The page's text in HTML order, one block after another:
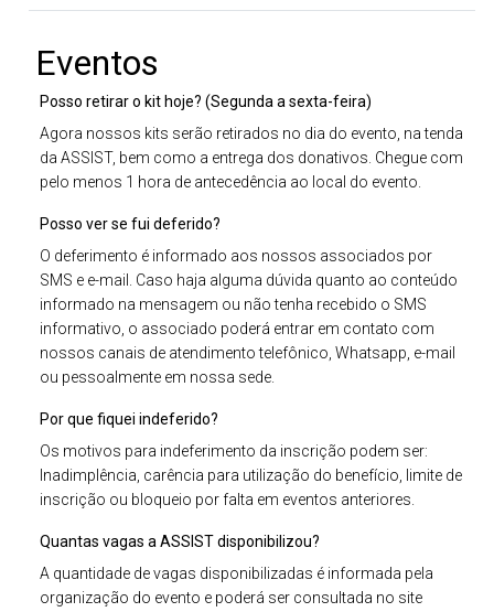
Eventos
Posso retirar o kit hoje? (Segunda a sexta-feira)
Agora nossos kits serão retirados no dia do evento, na tenda
da ASSIST, bem como a entrega dos donativos. Chegue com
pelo menos 1 hora de antecedência ao local do evento.
Posso ver se fui deferido?
O deferimento é informado aos nossos associados por
SMS e e-mail. Caso haja alguma dúvida quanto ao conteúdo
informado na mensagem ou não tenha recebido o SMS
informativo, o associado poderá entrar em contato com
nossos canais de atendimento telefônico, Whatsapp, e-mail
ou pessoalmente em nossa sede.
Por que fiquei indeferido?
Os motivos para indeferimento da inscrição podem ser:
Inadimplência, carência para utilização do benefício, limite de
inscrição ou bloqueio por falta em eventos anteriores.
Quantas vagas a ASSIST disponibilizou?
A quantidade de vagas disponibilizadas é informada pela
organização do evento e poderá ser consultada no site